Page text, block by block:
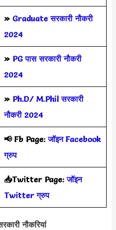
» Graduate सरकारी नौकरी
2024
» PG पास सरकारी नौकरी
2024
» Ph.D/ M.Phil सरकारी
नौकरी 2024
📢 Fb Page:जॉइन Facebook
ग्रुप
📥Twitter Page:जॉइन
Twitter ग्रुप
नौकरियां